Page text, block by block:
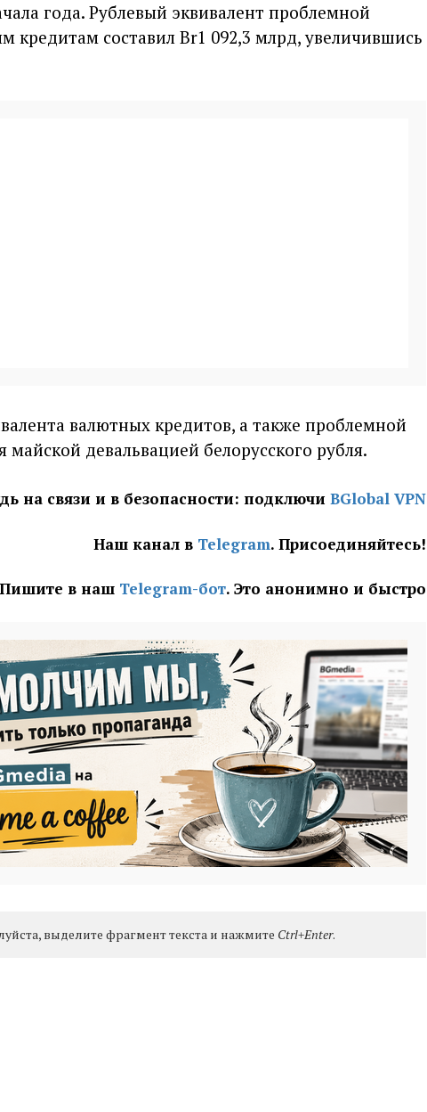
года. Рублевый эквивалент проблемной
кредитам составил Br1 092,3 млрд, увеличившись
валютных кредитов, а также проблемной
майской девальвацией белорусского рубля.
на связи и в безопасности: подключи BGlobal VPN
Наш канал в Telegram. Присоединяйтесь!
Пишите в наш Telegram-бот. Это анонимно и быстро
выделите фрагмент текста и нажмите Ctrl+Enter.